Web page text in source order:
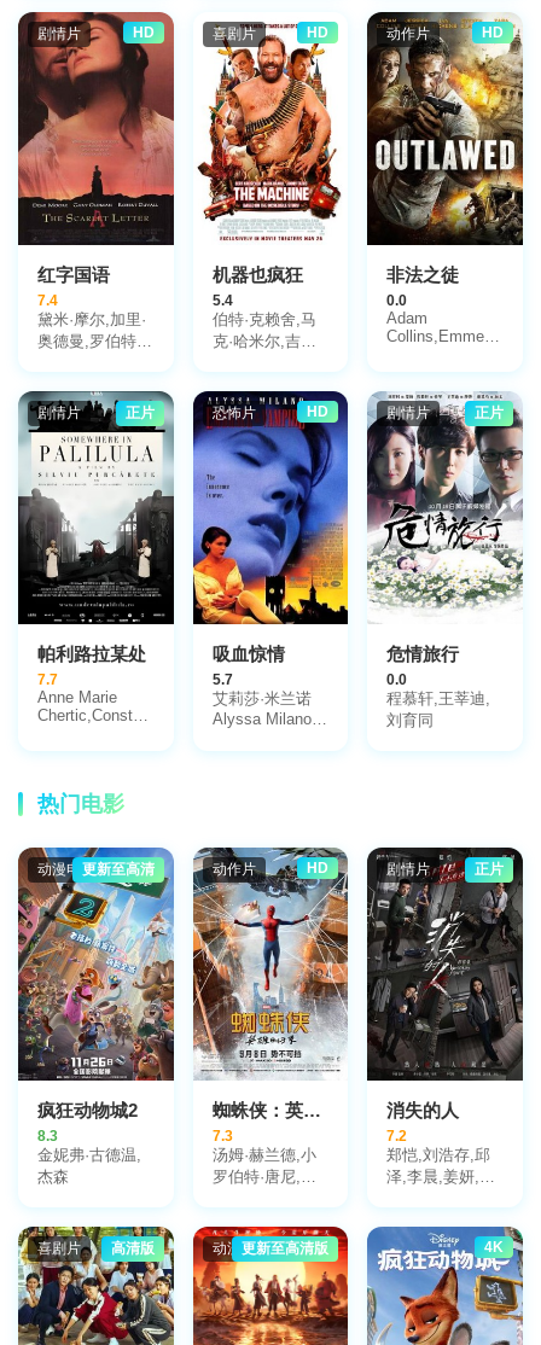
Iniesta,Carolina
Llacher,Raffaele
Pinto
剧情片 HD
红字国语
7.4
黛米·摩尔,加里·
奥德曼,罗伯特·
喜剧片 HD
机器也疯狂
5.4
伯特·克赖舍,马
克·哈米尔,吉米·
斯蒂芬妮·库尔特
祖巴,马丁·福特,
杰西·加伯,丽塔·
伯纳德·肖,尼科
拉·德里克,欧勒
格·塔克塔罗夫,
艾米莉·蔡尔德·
维利尔斯,阿勒克
山达·斯雷科维
奇,约万·萨维奇,
马尔科·内德伊科
维奇,塞特·斯约
斯特兰德,布莱恩
·卡斯佩,蒂亚·瓦
格纳,多布里拉·
斯托伊尼奇,佩塔
布里洛
动作片 HD
非法之徒
0.0
Adam
Collins,Emmeline
剧情片 正片
帕利路拉某处
7.7
Anne Marie
Chertic,Constantin
亚,George
Costea,Gabriel
Darie,Áron
Dimény
恐怖片 HD
吸血惊情
5.7
艾莉莎·米兰诺
Alyssa Milano,
剧情片 正片
危情旅行
0.0
程慕轩,王莘迪,
刘育同
热门电影
动漫电影更新至高清
疯狂动物城2
8.3
金妮弗·古德温,
杰森
动作片 HD
蜘蛛侠：英雄归来
7.3
汤姆·赫兰德,小
罗伯特·唐尼,玛
巴特朗,托尼·雷
沃罗利,赞达亚,
乔恩·费儒,亚伯
拉罕·阿塔哈,劳
拉·哈里尔,迈克
剧情片 正片
消失的人
7.2
郑恺,刘浩存,邱
泽,李晨,姜妍,黄
哲,冯雪雅,汤心
一
喜剧片 高清版 动漫电影更新至高清版 4K